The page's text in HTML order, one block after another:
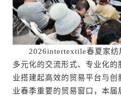
2026intertextile春夏家纺
多元化的交流形式、专业化
业搭建起高效的贸易平台与
业春季重要的贸易窗口，本